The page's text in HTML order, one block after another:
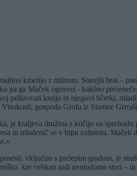
kmetijo z mlinom. Starejši brat –
pa ga Maček ogovori - kakšno
prilizovati kralju in njegovi hčerki,
gospoda Grofa iz Slamne
je kraljeva družina s kočijo na
in mladenič se v hipu zaljubita.
vključno s prelepim gradom, je
kar velikan tudi nemudoma stori –